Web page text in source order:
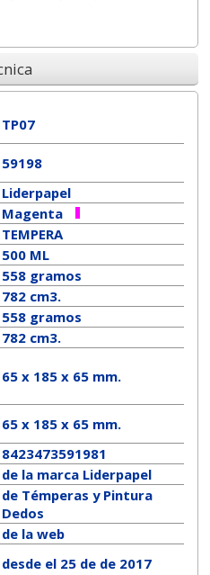
TP07
59198
Liderpapel
Magenta
TEMPERA
500 ML
558 gramos
782 cm3.
558gramos
782 cm3.
65 x 185 x 65 mm.
65x 185x 65mm.
8423473591981
de la marca Liderpapel
de Témperas y Pintura
Dedos
de la web
desde el 25 de de 2017